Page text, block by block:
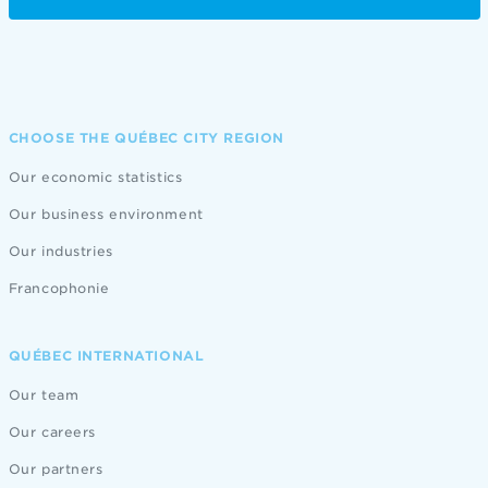
CHOOSE THE QUÉBEC CITY REGION
Our economic statistics
Our business environment
Our industries
Francophonie
QUÉBEC INTERNATIONAL
Our team
Our careers
Our partners